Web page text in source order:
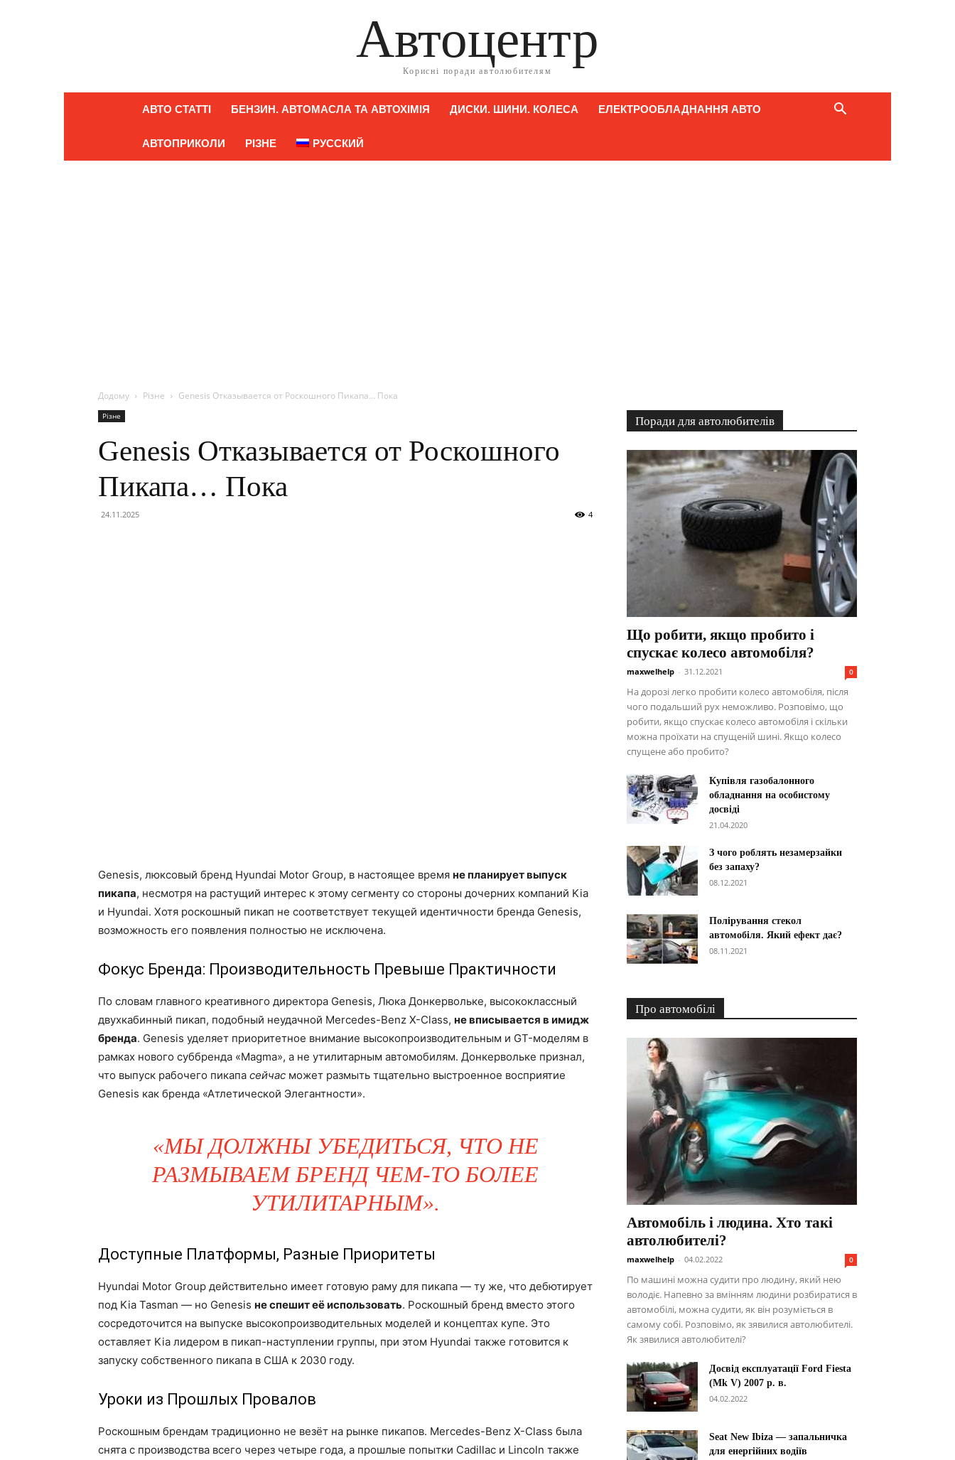
Автоцентр
Корисні поради автолюбителям
АВТО СТАТТІ БЕНЗИН. АВТОМАСЛА ТА АВТОХІМІЯ ДИСКИ. ШИНИ. КОЛЕСА ЕЛЕКТРООБЛАДНАННЯ АВТО
АВТОПРИКОЛИ РІЗНЕ РУССКИЙ
Додому Різне Genesis Отказывается от Роскошного Пикапа… Пока
Різне
Genesis Отказывается от Роскошного
Пикапа… Пока
24.11.2025 4
Genesis, люксовый бренд Hyundai Motor Group, в настоящее время не планирует выпуск
пикапа, несмотря на растущий интерес к этому сегменту со стороны дочерних компаний Kia
и Hyundai. Хотя роскошный пикап не соответствует текущей идентичности бренда Genesis,
возможность его появления полностью не исключена.
Фокус Бренда: Производительность Превыше Практичности
По словам главного креативного директора Genesis, Люка Донкервольке, высококлассный
двухкабинный пикап, подобный неудачной Mercedes-Benz X-Class, не вписывается в имидж
бренда. Genesis уделяет приоритетное внимание высокопроизводительным и GT-моделям в
рамках нового суббренда «Magma», а не утилитарным автомобилям. Донкервольке признал,
что выпуск рабочего пикапа сейчас может размыть тщательно выстроенное восприятие
Genesis как бренда «Атлетической Элегантности».
«МЫ ДОЛЖНЫ УБЕДИТЬСЯ, ЧТО НЕ
РАЗМЫВАЕМ БРЕНД ЧЕМ-ТО БОЛЕЕ
УТИЛИТАРНЫМ».
Доступные Платформы, Разные Приоритеты
Hyundai Motor Group действительно имеет готовую раму для пикапа — ту же, что дебютирует
под Kia Tasman — но Genesis не спешит её использовать. Роскошный бренд вместо этого
сосредоточится на выпуске высокопроизводительных моделей и концептах купе. Это
оставляет Kia лидером в пикап-наступлении группы, при этом Hyundai также готовится к
запуску собственного пикапа в США к 2030 году.
Уроки из Прошлых Провалов
Роскошным брендам традиционно не везёт на рынке пикапов. Mercedes-Benz X-Class была
снята с производства всего через четыре года, а прошлые попытки Cadillac и Lincoln также
Поради для автолюбителів
Що робити, якщо пробито і
спускає колесо автомобіля?
maxwelhelp - 31.12.2021 0
На дорозі легко пробити колесо автомобіля, після
чого подальший рух неможливо. Розповімо, що
робити, якщо спускає колесо автомобіля і скільки
можна проїхати на спущеній шині. Якщо колесо
спущене або пробито?
Купівля газобалонного
обладнання на особистому
досвіді
21.04.2020
З чого роблять незамерзайки
без запаху?
08.12.2021
Полірування стекол
автомобіля. Який ефект дає?
08.11.2021
Про автомобілі
Автомобіль і людина. Хто такі
автолюбителі?
maxwelhelp - 04.02.2022 0
По машині можна судити про людину, який нею
володіє. Напевно за вмінням людини розбиратися в
автомобілі, можна судити, як він розуміється в
самому собі. Розповімо, як зявилися автолюбителі.
Як зявилися автолюбителі?
Досвід експлуатації Ford Fiesta
(Mk V) 2007 р. в.
04.02.2022
Seat New Ibiza — запальничка
для енергійних водіїв